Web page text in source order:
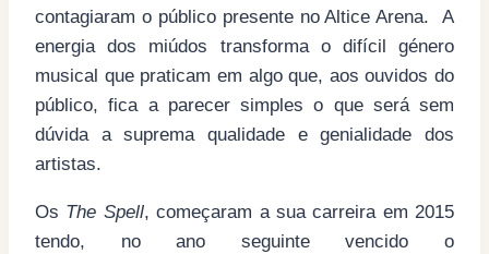
contagiaram o público presente no Altice Arena. A
energia dos miúdos transforma o difícil género
musical que praticam em algo que, aos ouvidos do
público, fica a parecer simples o que será sem
dúvida a suprema qualidade e genialidade dos
artistas.
Os The Spell, começaram a sua carreira em 2015
tendo, no ano seguinte vencido o